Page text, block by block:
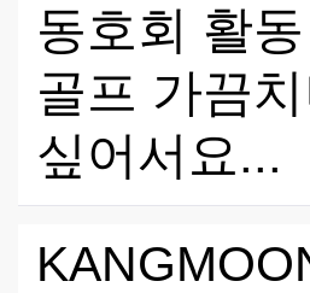
동호회 활
골프 가끔
싶어서요...